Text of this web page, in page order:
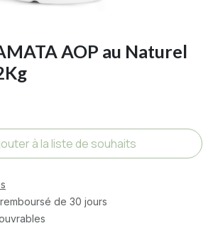
AOP au Naturel
à la liste de souhaits
de 30 jours